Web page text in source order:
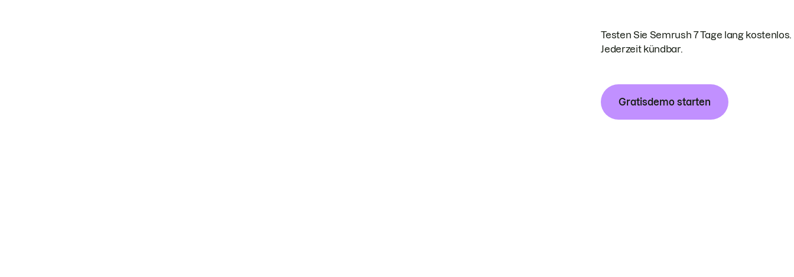
Testen Sie Semrush 7 Tage lang kostenlos.
Jederzeit kündbar.
Gratisdemo starten